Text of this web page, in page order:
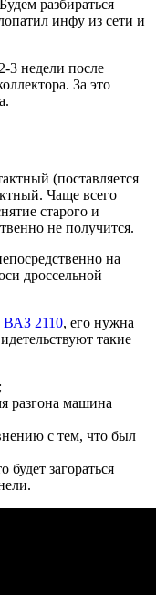
разбираться
инфу из сети и
3 недели после
За это
(поставляется
Чаще всего
старого и
не получится.
на
дроссельной
2110, его нужна
такие
разгона машина
с тем, что был
загораться